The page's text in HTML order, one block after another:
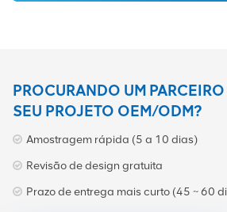
fibra óptica.
PROCURANDO UM
SEU PROJETO OEM/ODM?
Amostragem rápida (5 a 10 dias)
Revisão de design gratuita
Prazo de entrega mais curto (45 ~ 60